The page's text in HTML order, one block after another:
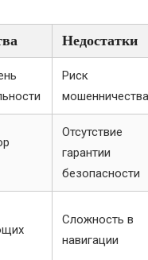
Недостатки
Риск
мошенничества
Отсутствие
гарантии
безопасности
Сложность в
навигации